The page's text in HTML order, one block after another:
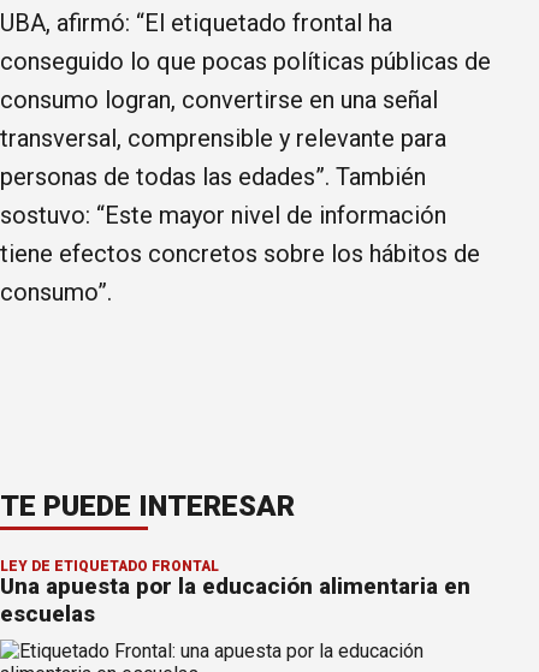
UBA, afirmó: “El etiquetado frontal ha
conseguido lo que pocas políticas públicas de
consumo logran, convertirse en una señal
transversal, comprensible y relevante para
personas de todas las edades”. También
sostuvo: “Este mayor nivel de información
tiene efectos concretos sobre los hábitos de
consumo”.
TE PUEDE INTERESAR
LEY DE ETIQUETADO FRONTAL
Una apuesta por la educación alimentaria en
escuelas